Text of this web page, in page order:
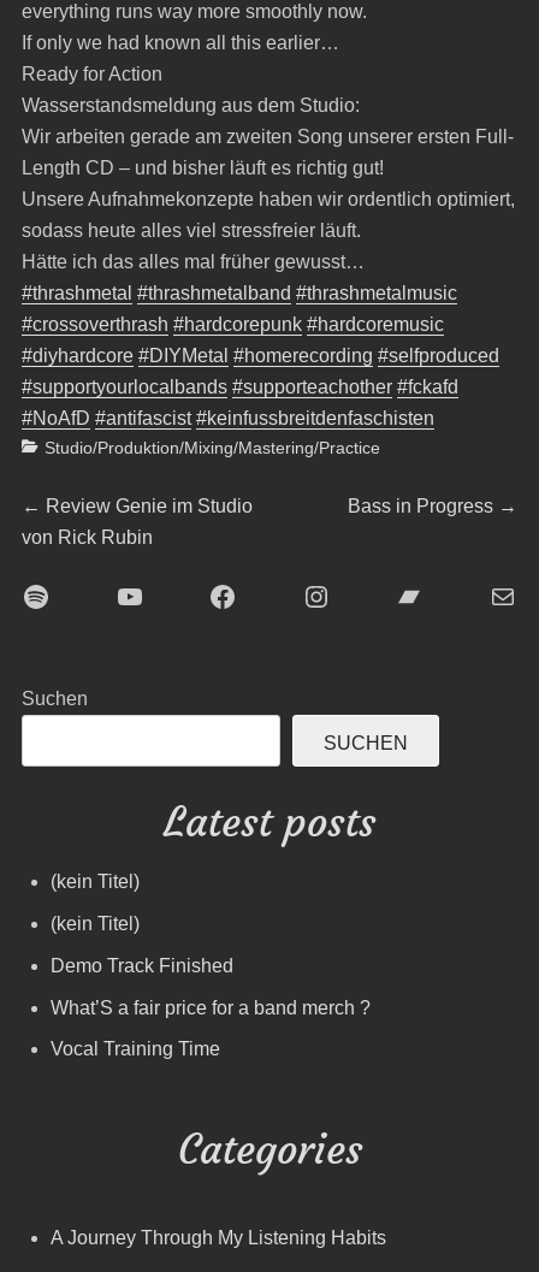
everything runs way more smoothly now.
If only we had known all this earlier…
Ready for Action
Wasserstandsmeldung aus dem Studio:
Wir arbeiten gerade am zweiten Song unserer ersten Full-
Length CD – und bisher läuft es richtig gut!
Unsere Aufnahmekonzepte haben wir ordentlich optimiert,
sodass heute alles viel stressfreier läuft.
Hätte ich das alles mal früher gewusst…
#thrashmetal #thrashmetalband #thrashmetalmusic
#crossoverthrash #hardcorepunk #hardcoremusic
#diyhardcore #DIYMetal #homerecording #selfproduced
#supportyourlocalbands #supporteachother #fckafd
#NoAfD #antifascist #keinfussbreitdenfaschisten
Categories
Studio/Produktion/Mixing/Mastering/Practice
Beitragsnavigation
← Previous
post:
Review Genie im Studio
von Rick Rubin
Next
Bass in Progress →
Spotify YouTubeFacebookInstagramBandcampE-Mail
Suchen
SUCHEN
Latest posts
(kein Titel)
(kein Titel)
Demo Track Finished
What’S a fair price for a band merch ?
Vocal Training Time
Categories
A Journey Through My Listening Habits